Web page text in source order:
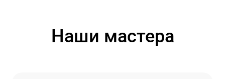
Наши мастера